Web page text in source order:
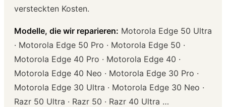
versteckten Kosten.
Modelle, die wir reparieren: Motorola Edge 50 Ultra
· Motorola Edge 50 Pro · Motorola Edge 50 ·
Motorola Edge 40 Pro · Motorola Edge 40 ·
Motorola Edge 40 Neo · Motorola Edge 30 Pro ·
Motorola Edge 30 Ultra · Motorola Edge 30 Neo ·
Razr 50 Ultra · Razr 50 · Razr 40 Ultra …